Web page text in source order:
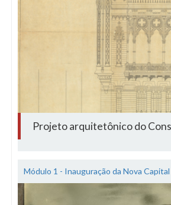
Projeto arquitetônico do
Módulo 1 - Inauguração da Nova Capital